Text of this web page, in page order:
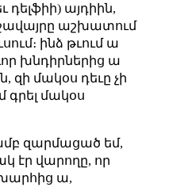
դելֆիի) այդիին,
աշխատում
ինձ թւում ա
խնդիրներից ա
զի մակօս դեւը չի
գրել մակօս
զարմացած եմ,
էր վարողը, որ
ա,